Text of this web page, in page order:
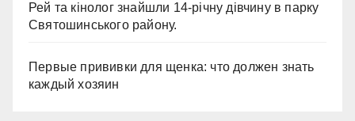
Рей та кінолог знайшли 14-річну дівчину в парку
Святошинського району.
Первые прививки для щенка: что должен знать
каждый хозяин